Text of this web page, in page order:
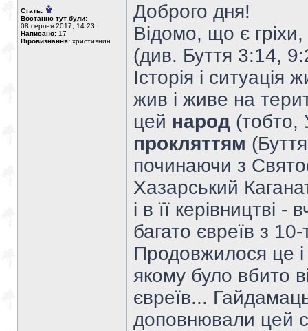
Стать:
Востаннє тут були:
08 серпня 2017, 14:23
Написано: 17
Віровизнання: християнин
Доброго дня!
Відомо, що є гріхи,
(див. Буття 3:14,
Історія і
жив і живе на
цей народ (тобто,
прокляттям
починаючи з
Хазарський
і в її керівництві
багато євреїв з 10-
Продовжилося це
якому було вбито
євреїв...
доповнювали цей